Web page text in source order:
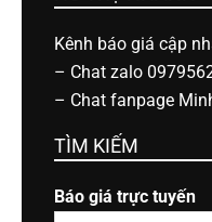
Kênh báo giá cập
– Chat zalo
– Chat fanpage
TÌM KIẾM
Báo giá trực tuyến